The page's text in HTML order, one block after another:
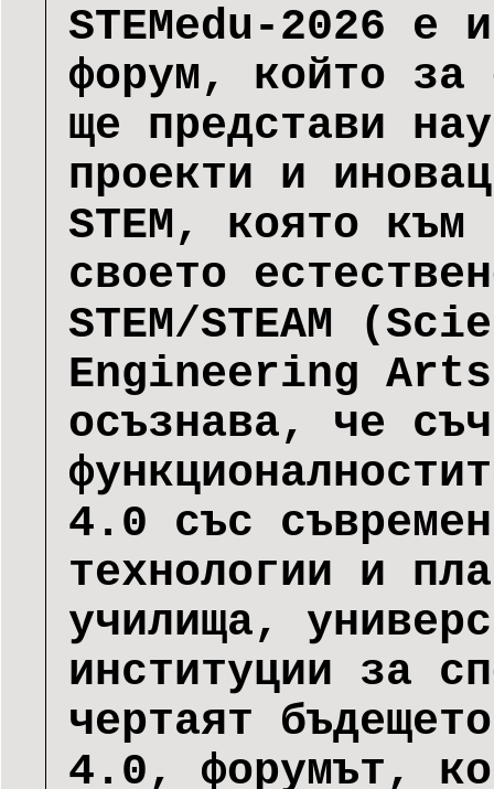
STEMedu-2026 е
форум, който за
ще представи
проекти и
STEM, която
своето
STEM/STEAM
Engineering
осъзнава, че
4.0 със
технологии и
училища,
институции за
чертаят
4.0, форумът,